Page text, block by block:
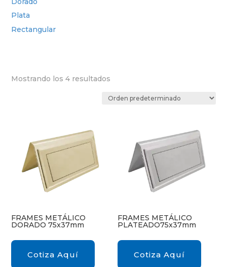
Plata
Rectangular
Mostrando los 4 resultados
FRAMES METÁLICO
DORADO 75x37mm
Cotiza Aquí
FRAMES METÁLICO
PLATEADO75x37mm
Cotiza Aquí